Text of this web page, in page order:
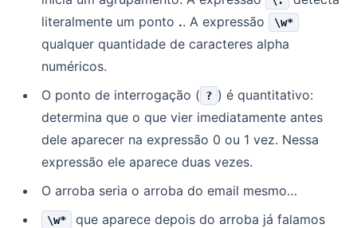
literalmente um ponto .. A expressão \w*
qualquer quantidade de caracteres alpha
numéricos.
O ponto de interrogação ( ? ) é quantitativo:
determina que o que vier imediatamente antes
dele aparecer na expressão 0 ou 1 vez. Nessa
expressão ele aparece duas vezes.
O arroba seria o arroba do email mesmo…
\w*
que aparece depois do arroba já falamos